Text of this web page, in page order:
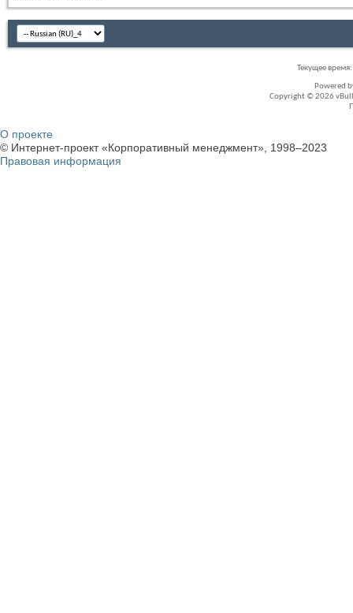
Текущее время:
Powered
Copyright © 2026
О проекте
© Интернет-проект «Корпоративный менеджмент», 1998–2023
Правовая информация